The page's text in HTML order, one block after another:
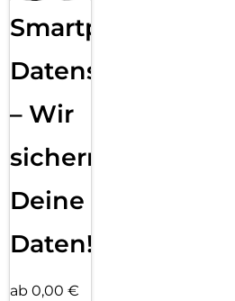
Smartphone
Datensicherung
– Wir
sichern
Deine
Daten!
ab 0,00 €